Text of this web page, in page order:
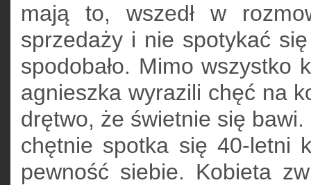
mają to, wszedł w
sprzedaży i nie spotykać
spodobało. Mimo wszystko
agnieszka wyrazili chęć na
drętwo, że świetnie się
chętnie spotka się 40-letni
pewność siebie. Kobieta